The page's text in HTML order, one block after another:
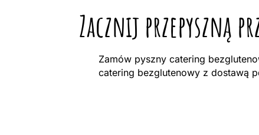
Zacznij przepyszną
Zamów pyszny catering
catering bezglutenowy z dostawą